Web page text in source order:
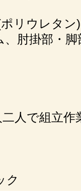
リウレタン
肘掛部・
人で組立作
ク